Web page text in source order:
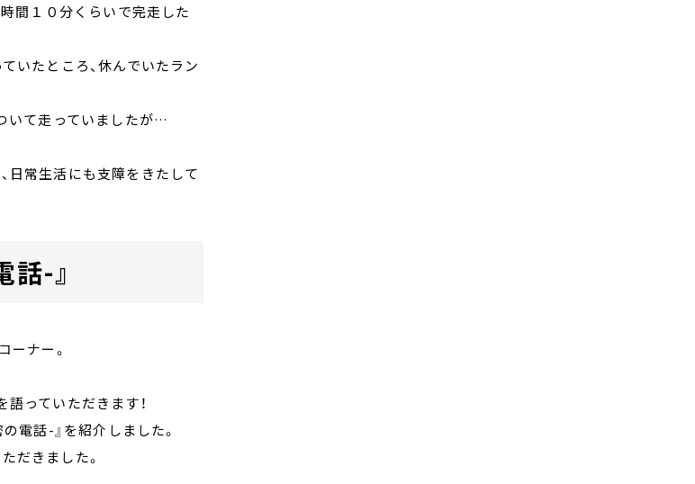
時間１０分くらいで完走した
いたところ、休んでいたラン
いて走っていましたが…
日常生活にも支障をきたして
-』
コーナー。
っていただきます！
電話-』を紹介しました。
だきました。